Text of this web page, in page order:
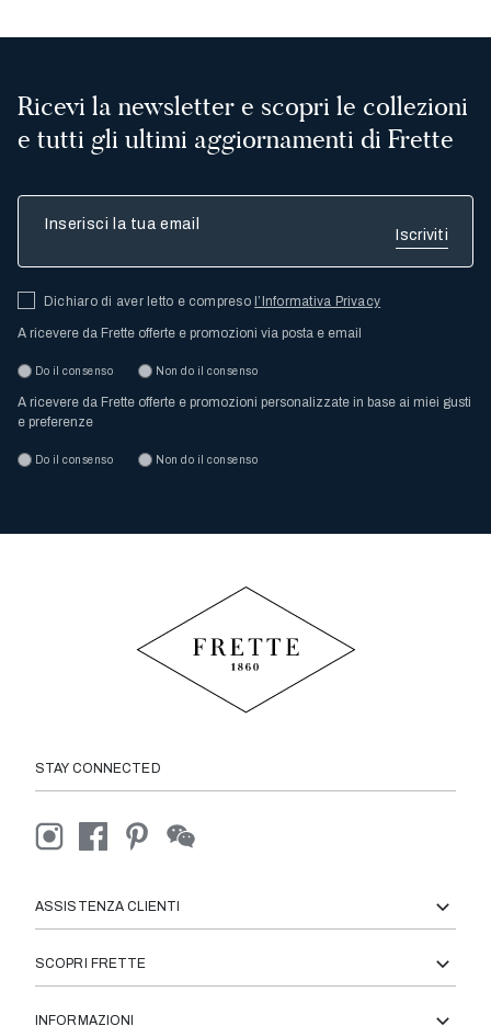
Ricevi la newsletter e scopri le collezioni
e tutti gli ultimi aggiornamenti di Frette
Dichiaro di aver letto e compreso l’Informativa Privacy
A ricevere da Frette offerte e promozioni via posta e email
Do il consenso Non do il consenso
A ricevere da Frette offerte e promozioni personalizzate in base ai miei gusti
e preferenze
Do il consenso Non do il consenso
STAY CONNECTED
ASSISTENZA CLIENTI
SCOPRI FRETTE
INFORMAZIONI